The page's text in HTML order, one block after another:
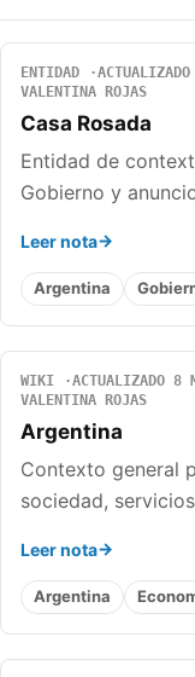
ENTIDAD
VALENTINA ROJAS
Casa Rosada
Entidad de
Gobierno y
Leer nota
Argentina
WIKI ACTUALIZADO 8
VALENTINA ROJAS
Argentina
Contexto general
sociedad,
Leer nota
Argentina